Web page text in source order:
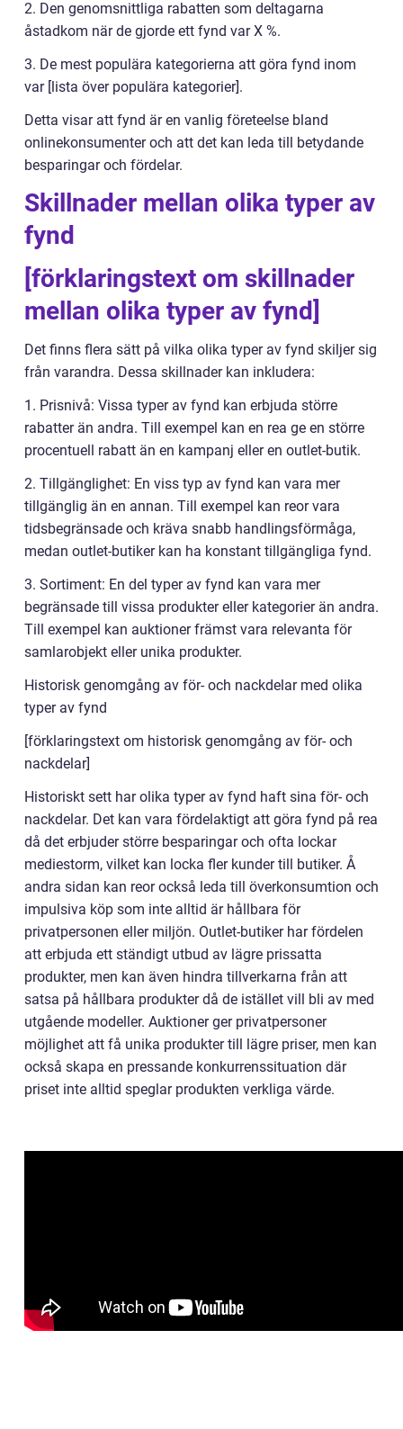
2. Den genomsnittliga rabatten som deltagarna
åstadkom när de gjorde ett fynd var X %.
3. De mest populära kategorierna att göra fynd inom
var [lista över populära kategorier].
Detta visar att fynd är en vanlig företeelse bland
onlinekonsumenter och att det kan leda till betydande
besparingar och fördelar.
Skillnader mellan olika typer av
fynd
[förklaringstext om skillnader
mellan olika typer av fynd]
Det finns flera sätt på vilka olika typer av fynd skiljer sig
från varandra. Dessa skillnader kan inkludera:
1. Prisnivå: Vissa typer av fynd kan erbjuda större
rabatter än andra. Till exempel kan en rea ge en större
procentuell rabatt än en kampanj eller en outlet-butik.
2. Tillgänglighet: En viss typ av fynd kan vara mer
tillgänglig än en annan. Till exempel kan reor vara
tidsbegränsade och kräva snabb handlingsförmåga,
medan outlet-butiker kan ha konstant tillgängliga fynd.
3. Sortiment: En del typer av fynd kan vara mer
begränsade till vissa produkter eller kategorier än andra.
Till exempel kan auktioner främst vara relevanta för
samlarobjekt eller unika produkter.
Historisk genomgång av för- och nackdelar med olika
typer av fynd
[förklaringstext om historisk genomgång av för- och
nackdelar]
Historiskt sett har olika typer av fynd haft sina för- och
nackdelar. Det kan vara fördelaktigt att göra fynd på rea
då det erbjuder större besparingar och ofta lockar
mediestorm, vilket kan locka fler kunder till butiker. Å
andra sidan kan reor också leda till överkonsumtion och
impulsiva köp som inte alltid är hållbara för
privatpersonen eller miljön. Outlet-butiker har fördelen
att erbjuda ett ständigt utbud av lägre prissatta
produkter, men kan även hindra tillverkarna från att
satsa på hållbara produkter då de istället vill bli av med
utgående modeller. Auktioner ger privatpersoner
möjlighet att få unika produkter till lägre priser, men kan
också skapa en pressande konkurrenssituation där
priset inte alltid speglar produkten verkliga värde.